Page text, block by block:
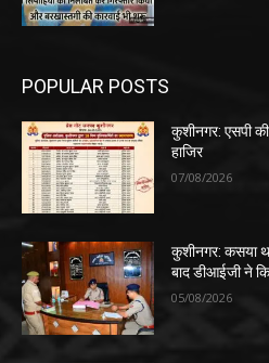
POPULAR POSTS
कुशीनगर: एसपी की
हाजिर
07/08/2026
कुशीनगर: कसया
बाद डीआईजी ने
05/08/2026